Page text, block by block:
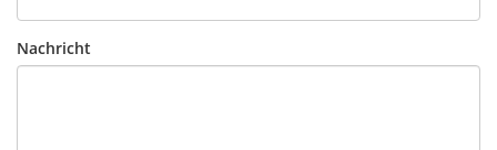
Nachricht